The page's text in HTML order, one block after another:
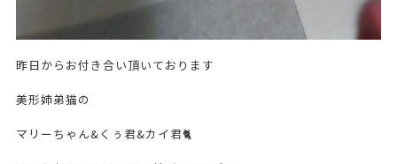
昨日からお付き合い頂いております
美形姉弟猫の
マリーちゃん&くぅ君&カイ君🐈